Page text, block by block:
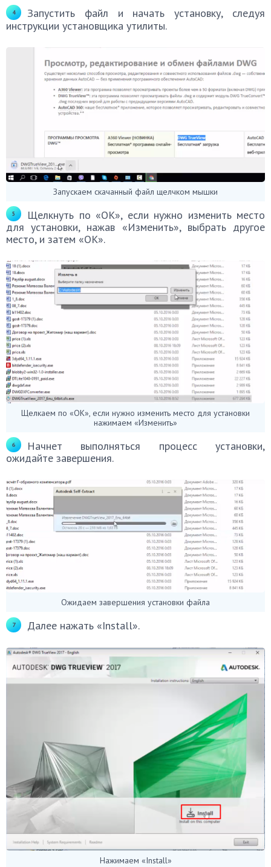
Запустить файл и начать установку, следуя
инструкции установщика утилиты.
Запускаем скачанный файл щелчком мышки
Щелкнуть по «ОК», если нужно изменить место
для установки, нажав «Изменить», выбрать другое
место, и затем «ОК».
Щелкаем по «ОК», если нужно изменить место для установки
нажимаем «Изменить»
Начнет выполняться процесс установки,
ожидайте завершения.
Ожидаем завершения установки файла
Далее нажать «Install».
Нажимаем «Install»